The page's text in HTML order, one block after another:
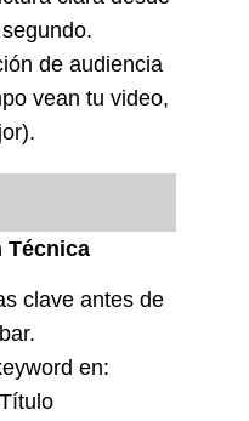
de audiencia
vean tu video,
Técnica
clave antes de
en:
Título